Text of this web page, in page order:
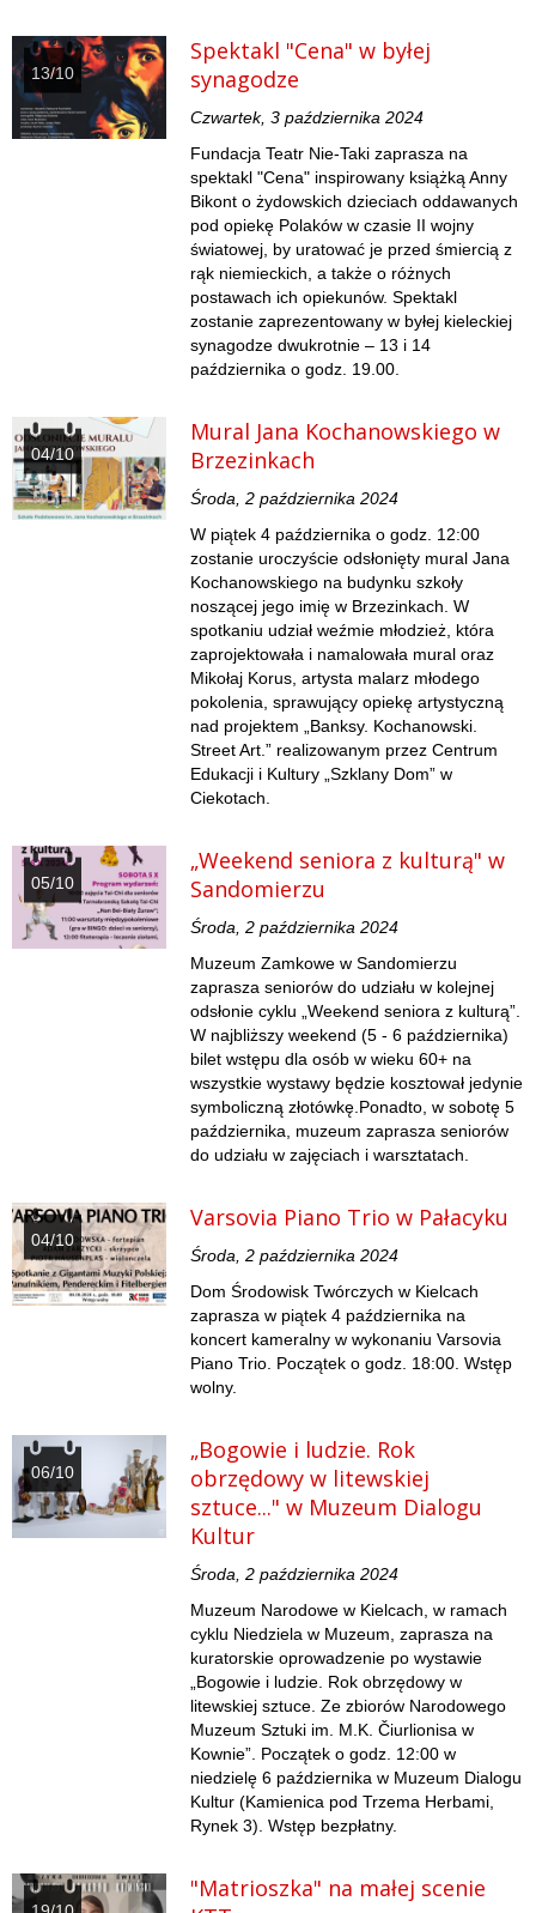
13/10
Spektakl "Cena" w byłej
synagodze
Czwartek, 3 października 2024
Fundacja Teatr Nie-Taki zaprasza na
spektakl "Cena" inspirowany książką Anny
Bikont o żydowskich dzieciach oddawanych
pod opiekę Polaków w czasie II wojny
światowej, by uratować je przed śmiercią z
rąk niemieckich, a także o różnych
postawach ich opiekunów. Spektakl
zostanie zaprezentowany w byłej kieleckiej
synagodze dwukrotnie – 13 i 14
października o godz. 19.00.
04/10
Mural Jana Kochanowskiego w
Brzezinkach
Środa, 2 października 2024
W piątek 4 października o godz. 12:00
zostanie uroczyście odsłonięty mural Jana
Kochanowskiego na budynku szkoły
noszącej jego imię w Brzezinkach. W
spotkaniu udział weźmie młodzież, która
zaprojektowała i namalowała mural oraz
Mikołaj Korus, artysta malarz młodego
pokolenia, sprawujący opiekę artystyczną
nad projektem „Banksy. Kochanowski.
Street Art.” realizowanym przez Centrum
Edukacji i Kultury „Szklany Dom” w
Ciekotach.
05/10
„Weekend seniora z kulturą" w
Sandomierzu
Środa, 2 października 2024
Muzeum Zamkowe w Sandomierzu
zaprasza seniorów do udziału w kolejnej
odsłonie cyklu „Weekend seniora z kulturą”.
W najbliższy weekend (5 - 6 października)
bilet wstępu dla osób w wieku 60+ na
wszystkie wystawy będzie kosztował jedynie
symboliczną złotówkę.Ponadto, w sobotę 5
października, muzeum zaprasza seniorów
do udziału w zajęciach i warsztatach.
04/10
Varsovia Piano Trio w Pałacyku
Środa, 2 października 2024
Dom Środowisk Twórczych w Kielcach
zaprasza w piątek 4 października na
koncert kameralny w wykonaniu Varsovia
Piano Trio. Początek o godz. 18:00. Wstęp
wolny.
06/10
„Bogowie i ludzie. Rok
obrzędowy w litewskiej
sztuce..." w Muzeum Dialogu
Kultur
Środa, 2 października 2024
Muzeum Narodowe w Kielcach, w ramach
cyklu Niedziela w Muzeum, zaprasza na
kuratorskie oprowadzenie po wystawie
„Bogowie i ludzie. Rok obrzędowy w
litewskiej sztuce. Ze zbiorów Narodowego
Muzeum Sztuki im. M.K. Čiurlionisa w
Kownie”. Początek o godz. 12:00 w
niedzielę 6 października w Muzeum Dialogu
Kultur (Kamienica pod Trzema Herbami,
Rynek 3). Wstęp bezpłatny.
"Matrioszka" na małej scenie